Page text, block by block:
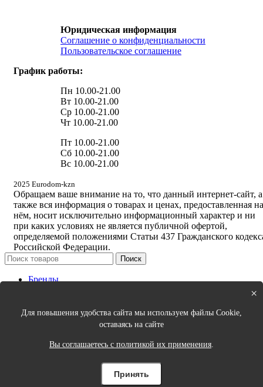
Юридическая информация
Соглашение о конфиденциальности
Пользовательское соглашение
График работы:
Пн 10.00-21.00
Вт 10.00-21.00
Ср 10.00-21.00
Чт 10.00-21.00
Пт 10.00-21.00
Сб 10.00-21.00
Вс 10.00-21.00
2025 Eurodom-kzn
Обращаем ваше внимание на то, что данный интернет-сайт, а
также вся информация о товарах и ценах, предоставленная на
нём, носит исключительно информационный характер и ни
при каких условиях не является публичной офертой,
определяемой положениями Статьи 437 Гражданского
Российской Федерации.
Поиск
Бренды
Спальня
Порядок в доме
Одежда для дома и аксессуары
Цены на сайте могут быть неактуальные, уточняйте цены у
×
Для повышения удобства сайта мы используем файлы Cookie,
оставаясь на сайте
Вы соглашаетесь с политикой их применения.
Принять